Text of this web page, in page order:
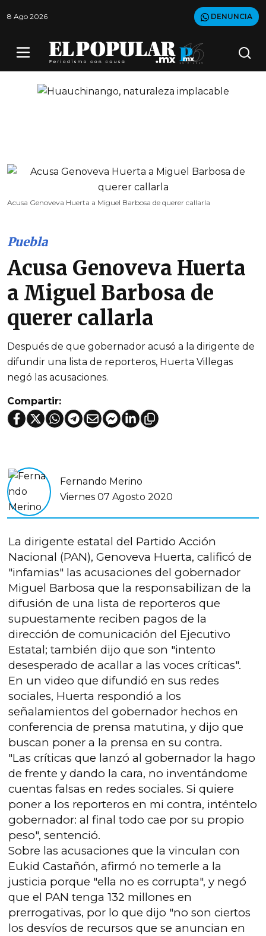
8 Ago 2026 DENUNCIA
Acusa Genoveva Huerta a Miguel Barbosa de querer callarla
Puebla
Acusa Genoveva Huerta
a Miguel Barbosa de
querer callarla
Después de que gobernador acusó a la dirigente de
difundir una lista de reporteros, Huerta Villegas
negó las acusaciones.
Compartir:
Fernando Merino
Viernes 07 Agosto 2020
La dirigente estatal del Partido Acción
Nacional (PAN), Genoveva Huerta, calificó de
"infamias" las acusaciones del gobernador
Miguel Barbosa que la responsabilizan de la
difusión de una lista de reporteros que
supuestamente reciben pagos de la
dirección de comunicación del Ejecutivo
Estatal; también dijo que son "intento
desesperado de acallar a las voces críticas".
En un video que difundió en sus redes
sociales, Huerta respondió a los
señalamientos del gobernador hechos en
conferencia de prensa matutina, y dijo que
buscan poner a la prensa en su contra.
"Las críticas que lanzó al gobernador la hago
de frente y dando la cara, no inventándome
cuentas falsas en redes sociales. Si quiere
poner a los reporteros en mi contra, inténtelo
gobernador: al final todo cae por su propio
peso", sentenció.
Sobre las acusaciones que la vinculan con
Eukid Castañón, afirmó no temerle a la
justicia porque "ella no es corrupta", y negó
que el PAN tenga 132 millones en
prerrogativas, por lo que dijo "no son ciertos
los desvíos de recursos que se anuncian en